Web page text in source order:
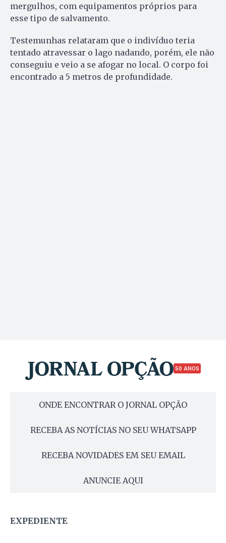
mergulhos, com equipamentos próprios para
esse tipo de salvamento.
Testemunhas relataram que o indivíduo teria
tentado atravessar o lago nadando, porém, ele não
conseguiu e veio a se afogar no local. O corpo foi
encontrado a 5 metros de profundidade.
50 ANOS
ONDE ENCONTRAR O JORNAL OPÇÃO
RECEBA AS NOTÍCIAS NO SEU WHATSAPP
RECEBA NOVIDADES EM SEU EMAIL
ANUNCIE AQUI
EXPEDIENTE